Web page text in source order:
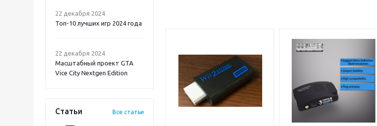
22 декабря 2024
Топ-10 лучших игр 2024 года
22 декабря 2024
Масштабный проект GTA
Vice City Nextgen Edition
Статьи Все статьи